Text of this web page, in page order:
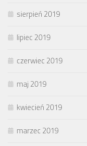
sierpień 2019
lipiec 2019
czerwiec 2019
maj 2019
kwiecień 2019
marzec 2019